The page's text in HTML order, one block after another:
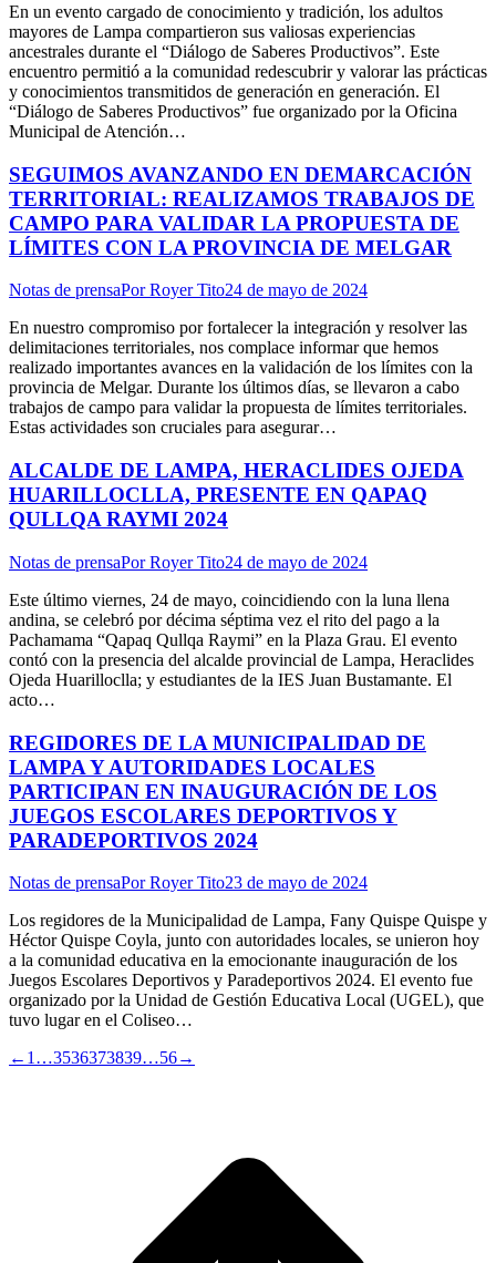
En un evento cargado de conocimiento y tradición, los adultos
mayores de Lampa compartieron sus valiosas experiencias
ancestrales durante el “Diálogo de Saberes Productivos”. Este
encuentro permitió a la comunidad redescubrir y valorar las prácticas
y conocimientos transmitidos de generación en generación. El
“Diálogo de Saberes Productivos” fue organizado por la Oficina
Municipal de Atención…
SEGUIMOS AVANZANDO EN DEMARCACIÓN
TERRITORIAL: REALIZAMOS TRABAJOS DE
CAMPO PARA VALIDAR LA PROPUESTA DE
LÍMITES CON LA PROVINCIA DE MELGAR
Notas de prensaPorRoyer Tito24 de mayo de 2024
En nuestro compromiso por fortalecer la integración y resolver las
delimitaciones territoriales, nos complace informar que hemos
realizado importantes avances en la validación de los límites con la
provincia de Melgar. Durante los últimos días, se llevaron a cabo
trabajos de campo para validar la propuesta de límites territoriales.
Estas actividades son cruciales para asegurar…
ALCALDE DE LAMPA, HERACLIDES OJEDA
HUARILLOCLLA, PRESENTE EN QAPAQ
QULLQA RAYMI 2024
Notas de prensaPorRoyer Tito24 de mayo de 2024
Este último viernes, 24 de mayo, coincidiendo con la luna llena
andina, se celebró por décima séptima vez el rito del pago a la
Pachamama “Qapaq Qullqa Raymi” en la Plaza Grau. El evento
contó con la presencia del alcalde provincial de Lampa, Heraclides
Ojeda Huarilloclla; y estudiantes de la IES Juan Bustamante. El
acto…
REGIDORES DE LA MUNICIPALIDAD DE
LAMPA Y AUTORIDADES LOCALES
PARTICIPAN EN INAUGURACIÓN DE LOS
JUEGOS ESCOLARES DEPORTIVOS Y
PARADEPORTIVOS 2024
Notas de prensaPorRoyer Tito23 de mayo de 2024
Los regidores de la Municipalidad de Lampa, Fany Quispe Quispe y
Héctor Quispe Coyla, junto con autoridades locales, se unieron hoy
a la comunidad educativa en la emocionante inauguración de los
Juegos Escolares Deportivos y Paradeportivos 2024. El evento fue
organizado por la Unidad de Gestión Educativa Local (UGEL), que
tuvo lugar en el Coliseo…
← 1 …3536373839…56→